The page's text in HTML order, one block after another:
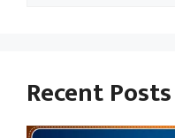
Recent Posts